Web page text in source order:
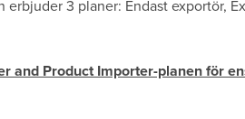
3 planer: Endast exportör,
and Product Importer-planen för